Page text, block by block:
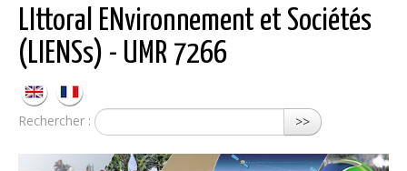
LIttoral ENvironnement et Sociétés
(LIENSs) - UMR 7266
Rechercher : >>